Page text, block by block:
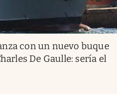
con un nuevo buque
De Gaulle: sería el